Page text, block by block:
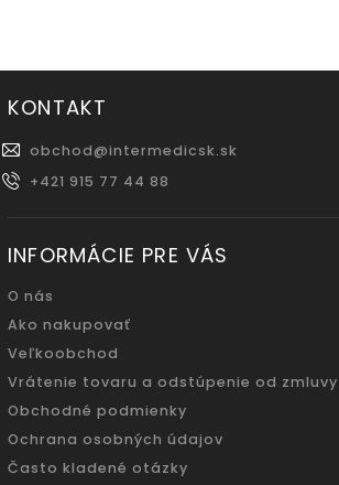
KONTAKT
obchod@intermedicsk.sk
+421 915 77 44 88
INFORMÁCIE PRE VÁS
O nás
Ako nakupovať
Veľkoobchod
Vrátenie tovaru a odstúpenie od zmluvy
Obchodné podmienky
Ochrana osobných údajov
Často kladené otázky